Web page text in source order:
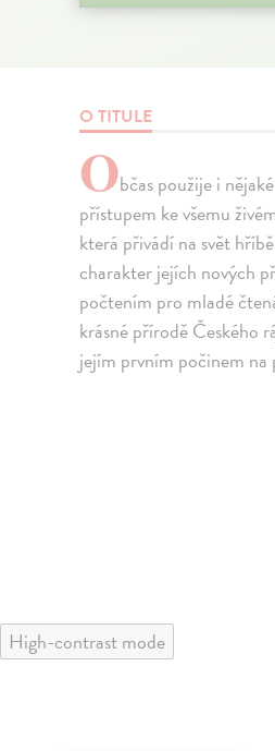
O TITULE
Občas použije i
přístupem ke všemu
která přivádí na svět
charakter jejích nových
počtením pro mladé
krásné přírodě Českého
jejím prvním počinem na
High-contrast mode